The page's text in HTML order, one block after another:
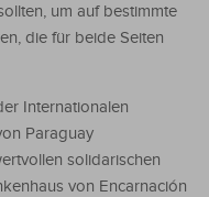
um auf bestimmte
die für beide Seiten
Internationalen
Paraguay
solidarischen
von Encarnación